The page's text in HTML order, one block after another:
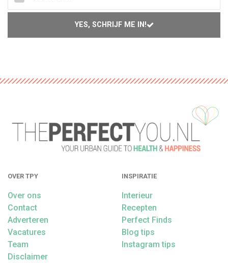
YES, SCHRIJF ME IN!
OVER TPY
Over ons
Contact
Adverteren
Vacatures
Team
Disclaimer
INSPIRATIE
Interieur
Recepten
Perfect Finds
Blog tips
Instagram tips